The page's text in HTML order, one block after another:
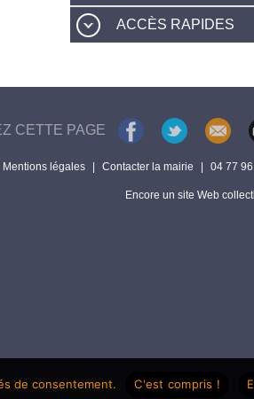
ACCÈS RAPIDES
CETTE PAGE
Mentions légales Contacter la mairie 04 77
Encore un site Web
de consentement. C'est compris !